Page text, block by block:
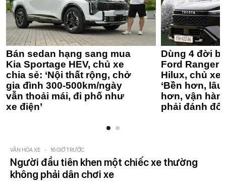
Bán sedan hạng sang mua
Kia Sportage HEV, chủ xe
chia sẻ: ‘Nội thất rộng, chở
gia đình 300-500km/ngày
vẫn thoải mái, đi phố như
xe điện’
Dùng 4 đời
Ford Ranger
Hilux, chủ xe
‘Bền hơn,
hơn, vận
phải đánh
VĂN HÓA XE - 16 GIỜ TRƯỚC
Người đầu tiên khen một chiếc xe thường
không phải dân chơi xe